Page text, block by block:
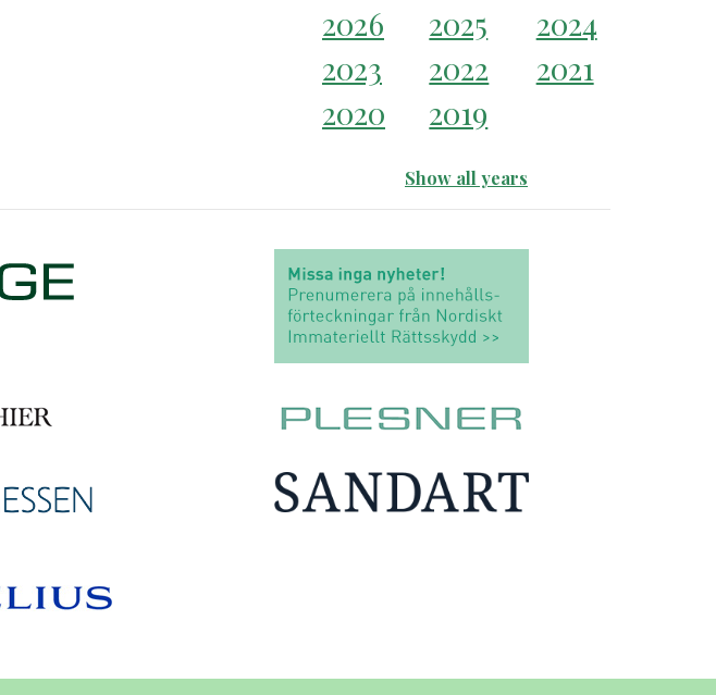
2026 2025
2024
2023
2022
2021
2020
2019
Show all years